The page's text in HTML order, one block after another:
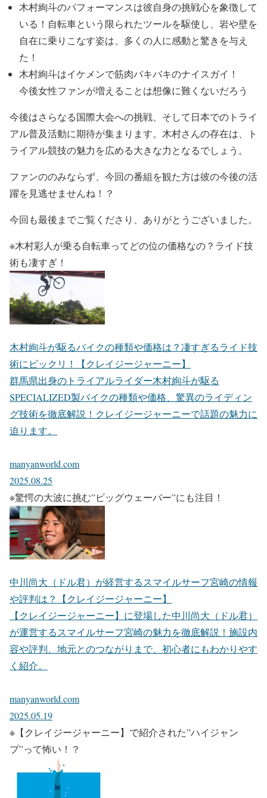
木村絢斗のパフォーマンスは彼自身の挑戦心を象徴して
いる！自転車という限られたツールを駆使し、 岩や壁を
自在に乗りこなす姿は、 多くの人に感動と驚きを与え
た！
木村絢斗はイケメンで筋肉バキバキのナイスガイ！
今後女性ファンが増えることは想像に難くないだろう
今後はさらなる国際大会への挑戦、そして日本でのトライ
アル普及活動に期待が集まります。木村さんの存在は、
ト
ライアル競技の魅力を広める大きな力となるでしょう 。
ファンののみならず、今回の番組を観た方は彼の今後の活
躍を見逃せませんね！？
今回も最後までご覧くださり、ありがとうございました。
※木村彩人が乗る自転車ってどの位の価格なの？ライド技
術も凄すぎ！
木村絢斗が駆るバイクの種類や価格は？凄すぎるライド技
術にビックリ！【クレイジージャーニー】
群馬県出身のトライアルライダー木村絢斗が駆る
SPECIALIZED製バイクの種類や価格、驚異のライディン
グ技術を徹底解説！クレイジージャーニーで話題の魅力に
迫ります。
manyanworld.com
2025.08.25
※驚愕の大波に挑む”ビッグウェーバー”にも注目！
中川尚大（ドル君）が経営するスマイルサーフ宮崎の情報
や評判は？【クレイジージャーニー】
【クレイジージャーニー】に登場した中川尚大（ドル君）
が運営するスマイルサーフ宮崎の魅力を徹底解説！施設内
容や評判、地元とのつながりまで、初心者にもわかりやす
く紹介。
manyanworld.com
2025.05.19
※【クレイジージャーニー】で紹介された”ハイジャン
プ”って怖い！？